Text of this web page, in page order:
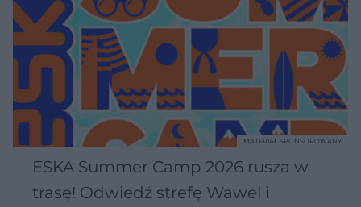
ESKA Summer Camp 2026 rusza w
trasę! Odwiedź strefę Wawel i
MATERIAŁ SPONSOROWANY